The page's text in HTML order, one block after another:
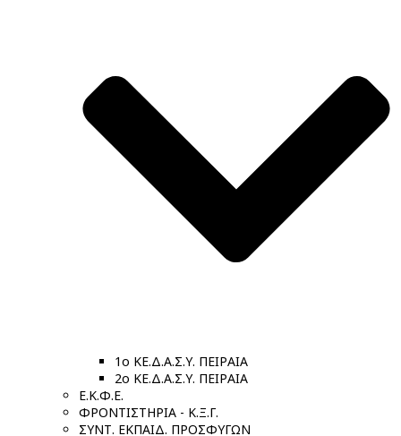
1ο ΚΕ.Δ.Α.Σ.Υ. ΠΕΙΡΑΙΑ
2ο ΚΕ.Δ.Α.Σ.Υ. ΠΕΙΡΑΙΑ
Ε.Κ.Φ.Ε.
ΦΡΟΝΤΙΣΤΗΡΙΑ - Κ.Ξ.Γ.
ΣΥΝΤ. ΕΚΠΑΙΔ. ΠΡΟΣΦΥΓΩΝ